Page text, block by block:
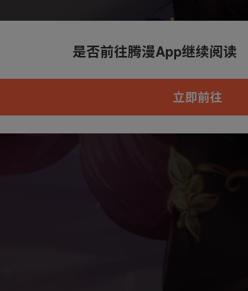
本章节仅支持App阅读，可打开App新用
户7天免费看
是否前往腾漫App继续阅读
立即前往